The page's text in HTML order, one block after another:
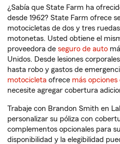
¿Sabía que State Farm ha
desde 1962? State Farm ofrece
motocicletas de dos y tres
motonetas. Usted obtiene el
proveedora de seguro de auto
Unidos. Desde lesiones
hasta robo y gastos de
motocicleta ofrece más
necesite agregar cobertura
Trabaje con Brandon Smith en
personalizar su póliza con
complementos opcionales para
disponibilidad y la elegibilidad